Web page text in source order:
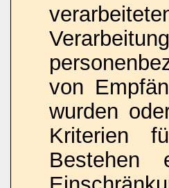
von
wurden
Kriterien
Bestehen